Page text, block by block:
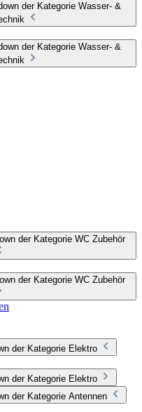
der Kategorie Wasser- &
der Kategorie Wasser- &
der Kategorie WC Zubehör
der Kategorie WC Zubehör
der Kategorie Elektro
der Kategorie Elektro
der Kategorie Antennen